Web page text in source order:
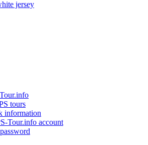
jersey
tours
information
Tour.info account